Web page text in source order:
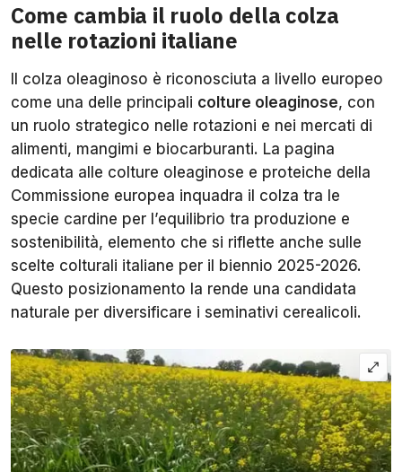
Come cambia il ruolo della colza
nelle rotazioni italiane
Il colza oleaginoso è riconosciuta a livello europeo
come una delle principali colture oleaginose, con
un ruolo strategico nelle rotazioni e nei mercati di
alimenti, mangimi e biocarburanti. La pagina
dedicata alle colture oleaginose e proteiche della
Commissione europea inquadra il colza tra le
specie cardine per l’equilibrio tra produzione e
sostenibilità, elemento che si riflette anche sulle
scelte colturali italiane per il biennio 2025-2026.
Questo posizionamento la rende una candidata
naturale per diversificare i seminativi cerealicoli.